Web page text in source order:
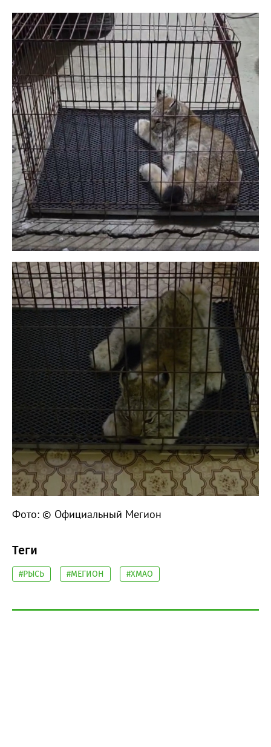
Фото: © Официальный Мегион
Теги
#РЫСЬ #МЕГИОН #ХМАО